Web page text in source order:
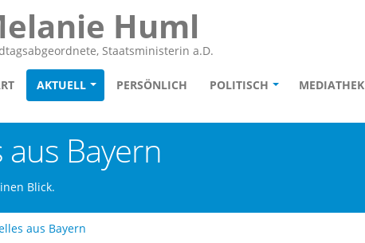
Huml
Staatsministerin a.D.
AKTUELL PERSÖNLICH POLITISCH MEDIATHEK
Bayern
Blick.
aus Bayern